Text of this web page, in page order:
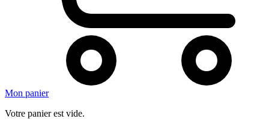
Mon panier
Votre panier est vide.